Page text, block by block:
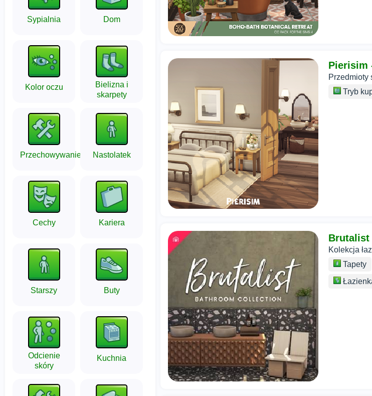
Sypialnia Dom
Kolor oczu
Bielizna i
skarpety
Przechowywanie Nastolatek
Cechy Kariera
Starszy Buty
Odcienie
skóry
Kuchnia
Pierisim
Przedmioty
Tryb
Brutalist
Kolekcja
Tapety